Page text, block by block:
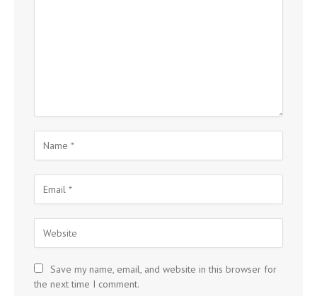
Save my name, email, and website in this browser for
the next time I comment.